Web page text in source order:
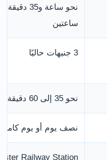
نحو ساعة و35
ساعتين
3 جنيهات حاليًا
نحو 35 إلى 60 دقيقة
نصف يوم أو يوم كامل
Railway Station